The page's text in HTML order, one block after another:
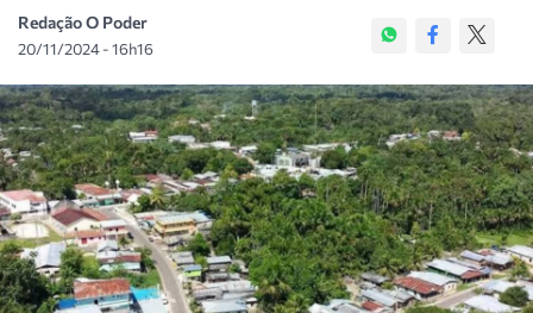
Redação O Poder
20/11/2024 - 16h16